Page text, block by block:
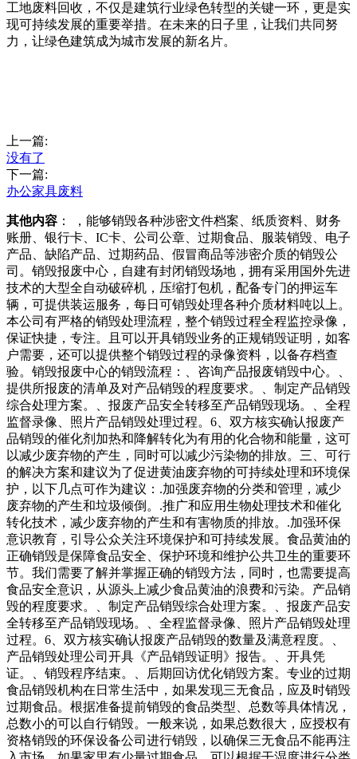
工地废料回收，不仅是建筑行业绿色转型的关键一环，更是实
现可持续发展的重要举措。在未来的日子里，让我们共同努
力，让绿色建筑成为城市发展的新名片。
上一篇:
没有了
下一篇:
办公家具废料
其他内容 ： ，能够销毁各种涉密文件档案、纸质资料、财务
账册、银行卡、IC卡、公司公章、过期食品、服装销毁、电子
产品、缺陷产品、过期药品、假冒商品等涉密介质的销毁公
司。销毁报废中心，自建有封闭销毁场地，拥有采用国外先进
技术的大型全自动破碎机，压缩打包机，配备专门的押运车
辆，可提供装运服务，每日可销毁处理各种介质材料吨以上。
本公司有严格的销毁处理流程，整个销毁过程全程监控录像，
保证快捷，专注。且可以开具销毁业务的正规销毁证明，如客
户需要，还可以提供整个销毁过程的录像资料，以备存档查
验。销毁报废中心的销毁流程：、咨询产品报废销毁中心。、
提供所报废的清单及对产品销毁的程度要求。、制定产品销毁
综合处理方案。、报废产品安全转移至产品销毁现场。、全程
监督录像、照片产品销毁处理过程。6、双方核实确认报废产
品销毁的催化剂加热和降解转化为有用的化合物和能量，这可
以减少废弃物的产生，同时可以减少污染物的排放。三、可行
的解决方案和建议为了促进黄油废弃物的可持续处理和环境保
护，以下几点可作为建议：.加强废弃物的分类和管理，减少
废弃物的产生和垃圾倾倒。.推广和应用生物处理技术和催化
转化技术，减少废弃物的产生和有害物质的排放。.加强环保
意识教育，引导公众关注环境保护和可持续发展。食品黄油的
正确销毁是保障食品安全、保护环境和维护公共卫生的重要环
节。我们需要了解并掌握正确的销毁方法，同时，也需要提高
食品安全意识，从源头上减少食品黄油的浪费和污染。产品销
毁的程度要求。、制定产品销毁综合处理方案。、报废产品安
全转移至产品销毁现场。、全程监督录像、照片产品销毁处理
过程。6、双方核实确认报废产品销毁的数量及满意程度。、
产品销毁处理公司开具《产品销毁证明》报告。、开具凭
证。、销毁程序结束。、后期回访优化销毁方案。专业的过期
食品销毁机构在日常生活中，如果发现三无食品，应及时销毁
过期食品。根据准备提前销毁的食品类型、总数等具体情况，
总数小的可以自行销毁。一般来说，如果总数很大，应授权有
资格销毁的环保设备公司进行销毁，以确保三无食品不能再注